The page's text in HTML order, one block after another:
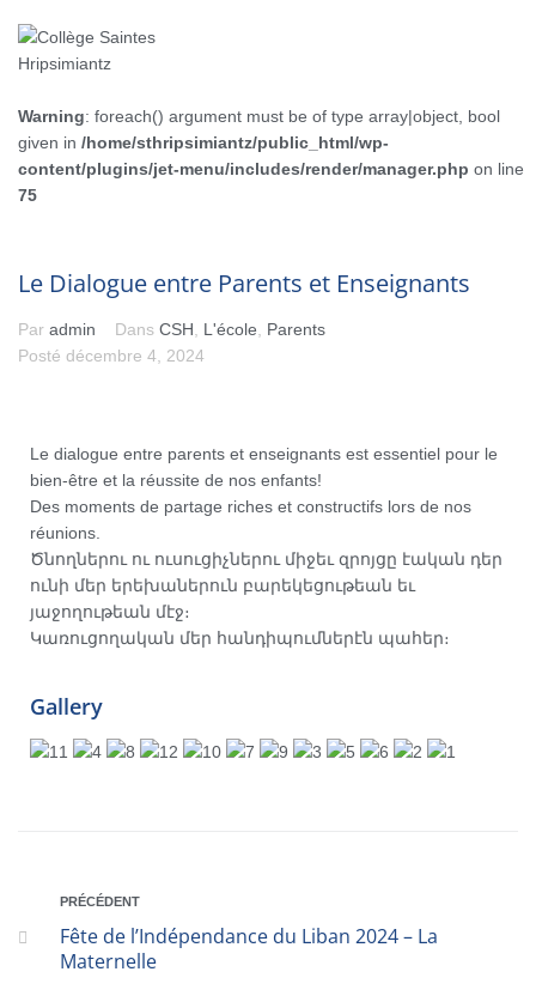
Warning: foreach() argument must be of type array|object, bool
given in /home/sthripsimiantz/public_html/wp-
content/plugins/jet-menu/includes/render/manager.php on line
75
Le Dialogue entre Parents et Enseignants
Par admin Dans CSH L'école
Parents
Posté décembre 4, 2024
Le dialogue entre parents et enseignants est essentiel pour le
bien-être et la réussite de nos enfants!
Des moments de partage riches et constructifs lors de nos
réunions.
Ծնողներու ու ուսուցիչներու միջեւ զրոյցը էական դեր
ունի մեր երեխաներուն բարեկեցութեան եւ
յաջողութեան մէջ։
Կառուցողական մեր հանդիպումներէն պահեր։
Gallery
PRÉCÉDENT
Fête de l’Indépendance du Liban 2024 – La
Maternelle